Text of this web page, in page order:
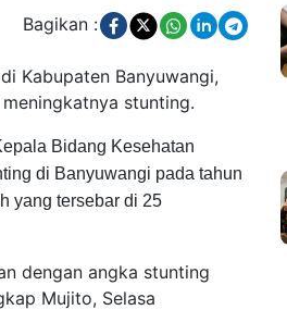
Bagikan :
Kabupaten Banyuwangi,
stunting.
Bidang Kesehatan
di Banyuwangi pada tahun
yang tersebar di 25
dengan angka stunting
Mujito, Selasa